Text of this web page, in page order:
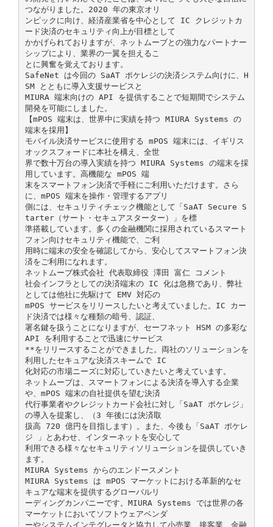
つながりました。2020 年の東京オリ
ンピックに向け、経済産業省を中心として IC クレジットカ
ード決済のセキュリティ向上が目標として
かかげられておりますが、ネットムーブとの強力なパートナー
シップにより、業界の一翼を担えるこ
とに興奮を覚えております。
SafeNet は今回の SaAT ポケレジの決済システム向けに、H
SM とともに導入支援サービスと
MIURA 端末向けの API を提供することで短期間でシステム
開発を可能にしました。
【mPOS 端末は、世界中に実績を持つ MIURA Systems の
端末を採用】
モバイル決済サービスに使用する mPOS 端末には、イギリス
オックスフォードに本社を構え、全世
界で数十万台の導入実績を持つ MIURA Systems の端末を採
用しています。高機能な mPOS 端
末をスマートフォン決済で手軽にご利用いただけます。さら
に、mPOS 端末を操作・管理するアプリ
側には、セキュリティチェック機能として「SaAT Secure S
tarter（サート・セキュアスターター）」を標
準搭載しています。多くの金融機関に採用されているスマート
フォン向けセキュリティ機能で、ご利
用時に端末の安全を確認してから、安心してスマートフォン決
済をご利用になれます。
ネットムーブ株式会社 代表取締役 澤田 富仁 コメント
社会インフラとしての決済端末の IC 化は急務であり、弊社
としては他社に先駆けて EMV 対応の
mPOS サービスをリリースしたいと考えていました。IC カー
ド決済では様々な種類の暗号、認証、
署名鍵を扱うことになりますが、セーフネット HSM の多彩な
API を利用することで迅速にサービス
**をリリースすることができました。両社のソリューションを
利用したセキュアな決済スキームで IC
化対応の市場ニーズに対応していきたいと考えています。
ネットムーブは、スマートフォンによる決済を導入する企業
や、mPOS 端末の自社提供を望む決済
代行事業者やクレジットカード会社に対し「SaAT ポケレジ」
の導入を提案し、（3 年後には決済取
扱高 720 億円を目指します）。また、今後も「SaAT ポケレ
ジ 」とあわせ、インターネットを安心して
利用できる様々なセキュリティソリューションを提供していき
ます。
MIURA Systems からのエンドースメント
MIURA Systems は mPOS マーケットにおける革新的なセ
キュアな端末を提供するグローバルリ
ーディングカンパニーです。MIURA Systems では世界の各
マーケットにおいてソフトウェアベンダ
ーやシステムインテグレータと協力して小売業、接客業、金融